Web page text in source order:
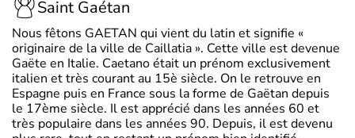
Saint Gaétan
Nous fêtons GAETAN qui vient du latin et signifie «
originaire de la ville de Caillatia ». Cette ville est devenue
Gaëte en Italie. Caetano était un prénom exclusivement
italien et très courant au 15è siècle. On le retrouve en
Espagne puis en France sous la forme de Gaëtan depuis
le 17ème siècle. Il est apprécié dans les années 60 et
très populaire dans les années 90. Depuis, il est devenu